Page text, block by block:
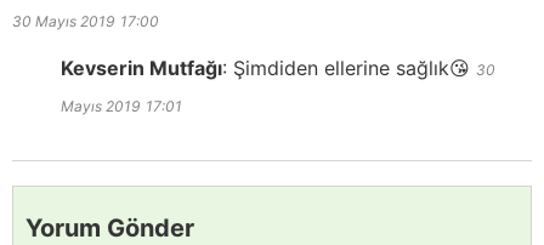
30 Mayıs 2019 17:00
Kevserin Mutfağı: Şimdiden ellerine sağlık😘 30
Mayıs 2019 17:01
Yorum Gönder